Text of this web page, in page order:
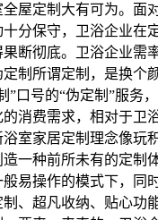
屋定制大有可为。面
分保守，卫浴企业在
断彻底。卫浴企业需
制所谓定制，是换个
”口号的“伪定制”服务
的消费需求，相对于卫
室家居定制理念像玩
一种前所未有的定制
般易操作的模式下，同
、超凡收纳、贴心功